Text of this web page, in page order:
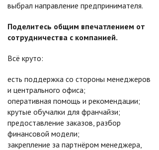
выбрал направление предпринимателя.
Поделитесь общим впечатлением от
сотрудничества с компанией.
Всё круто:
есть поддержка со стороны менеджеров
и центрального офиса;
оперативная помощь и рекомендации;
крутые обучалки для франчайзи;
предоставление заказов, разбор
финансовой модели;
закрепление за партнёром менеджера,